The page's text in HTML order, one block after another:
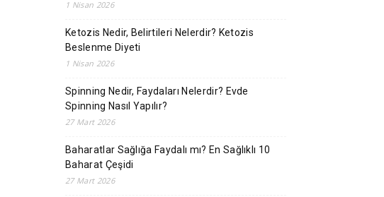
1 Nisan 2026
Ketozis Nedir, Belirtileri Nelerdir? Ketozis
Beslenme Diyeti
1 Nisan 2026
Spinning Nedir, Faydaları Nelerdir? Evde
Spinning Nasıl Yapılır?
27 Mart 2026
Baharatlar Sağlığa Faydalı mı? En Sağlıklı 10
Baharat Çeşidi
27 Mart 2026